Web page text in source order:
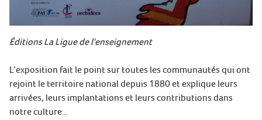
Éditions La Ligue de l'enseignement
L’exposition fait le point sur toutes les communautés qui ont
rejoint le territoire national depuis 1880 et explique leurs
arrivées, leurs implantations et leurs contributions dans
notre culture…